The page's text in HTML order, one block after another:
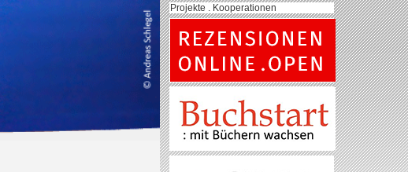
Projekte . Kooperationen